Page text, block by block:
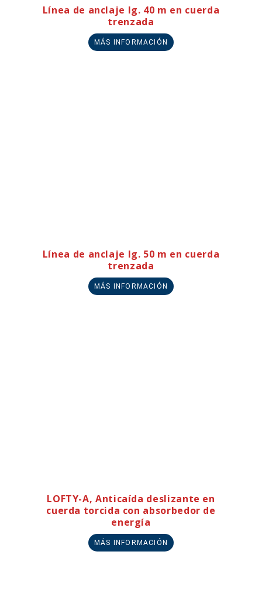
Línea de anclaje lg. 40 m en cuerda
trenzada
MÁS INFORMACIÓN
Línea de anclaje lg. 50 m en cuerda
trenzada
MÁS INFORMACIÓN
LOFTY-A, Anticaída deslizante en
cuerda torcida con absorbedor de
energía
MÁS INFORMACIÓN